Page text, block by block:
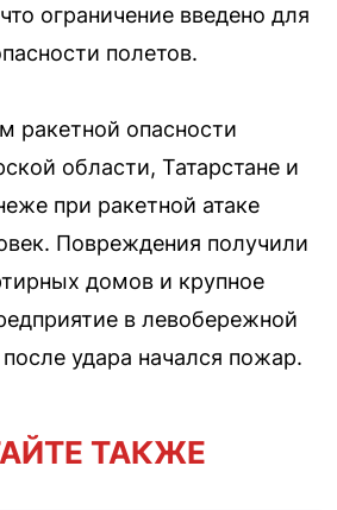
ограничение введено для
полетов.
ракетной опасности
области, Татарстане и
при ракетной атаке
Повреждения получили
домов и крупное
в левобережной
после удара начался пожар.
ТАКЖЕ